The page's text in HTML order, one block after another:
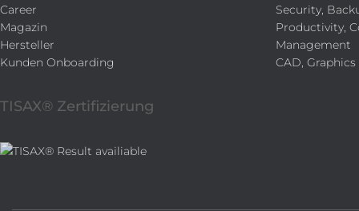
Career
Magazin
Hersteller
Kunden Onboarding
TISAX® Zertifizierung
Security,
Productivity,
Management
CAD,